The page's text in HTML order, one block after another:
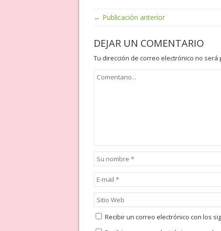
← Publicación anterior
DEJAR UN COMENTARIO
Tu dirección de correo electrónico no será
Recibir un correo electrónico con los